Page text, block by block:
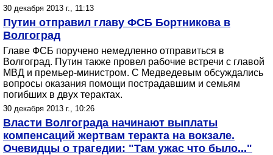
30 декабря 2013 г., 11:13
Путин отправил главу ФСБ Бортникова в
Волгоград
Главе ФСБ поручено немедленно отправиться в
Волгоград. Путин также провел рабочие встречи с главой
МВД и премьер-министром. С Медведевым обсуждались
вопросы оказания помощи пострадавшим и семьям
погибших в двух терактах.
30 декабря 2013 г., 10:26
Власти Волгограда начинают выплаты
компенсаций жертвам теракта на вокзале.
Очевидцы о трагедии: "Там ужас что было..."